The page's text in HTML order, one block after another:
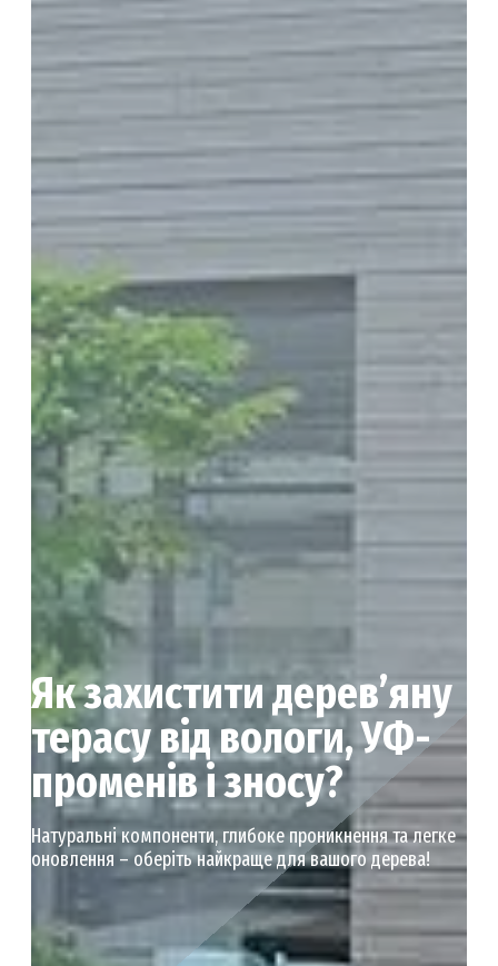
Як захистити дерев’яну
терасу від вологи, УФ-
променів і зносу?
Натуральні компоненти, глибоке проникнення та легке
оновлення – оберіть найкраще для вашого дерева!